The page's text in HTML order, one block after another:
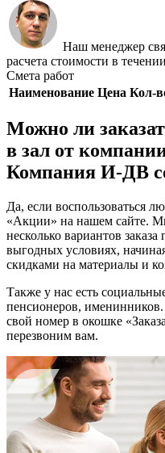
Наш менеджер
расчета стоимости в
Смета работ
Наименование Цена Кол-
Можно ли
в зал от
Компания И-ДВ
Да, если воспользоваться
«Акции» на нашем сайте.
несколько вариантов
выгодных условиях,
скидками на материалы и
Также у нас есть
пенсионеров, именинников.
свой номер в окошке
перезвоним вам.